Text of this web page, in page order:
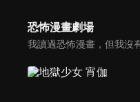
恐怖漫畫劇場